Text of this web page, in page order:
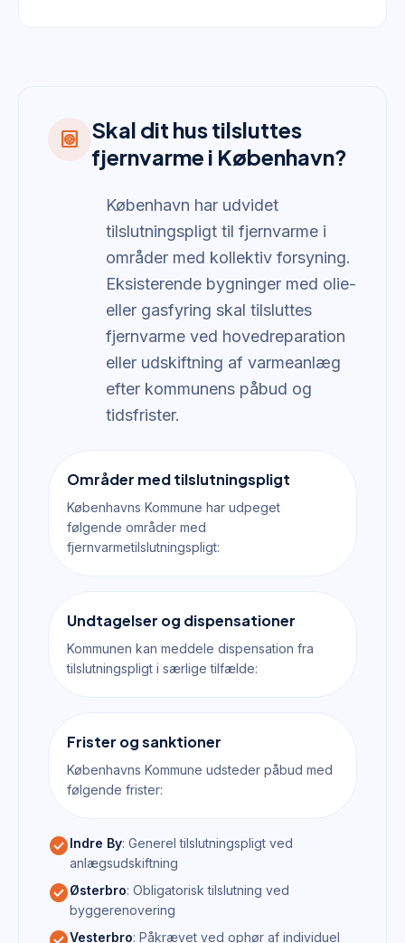
heat_pump Skal dit hus tilsluttes
fjernvarme i København?
København har udvidet
tilslutningspligt til fjernvarme i
områder med kollektiv forsyning.
Eksisterende bygninger med olie-
eller gasfyring skal tilsluttes
fjernvarme ved hovedreparation
eller udskiftning af varmeanlæg
efter kommunens påbud og
tidsfrister.
Områder med tilslutningspligt
Københavns Kommune har udpeget
følgende områder med
fjernvarmetilslutningspligt:
Undtagelser og dispensationer
Kommunen kan meddele dispensation fra
tilslutningspligt i særlige tilfælde:
Frister og sanktioner
Københavns Kommune udsteder påbud med
følgende frister:
check_circleIndre By: Generel tilslutningspligt ved
anlægsudskiftning
check_circleØsterbro: Obligatorisk tilslutning ved
byggerenovering
Vesterbro: Påkrævet ved ophør af individuel